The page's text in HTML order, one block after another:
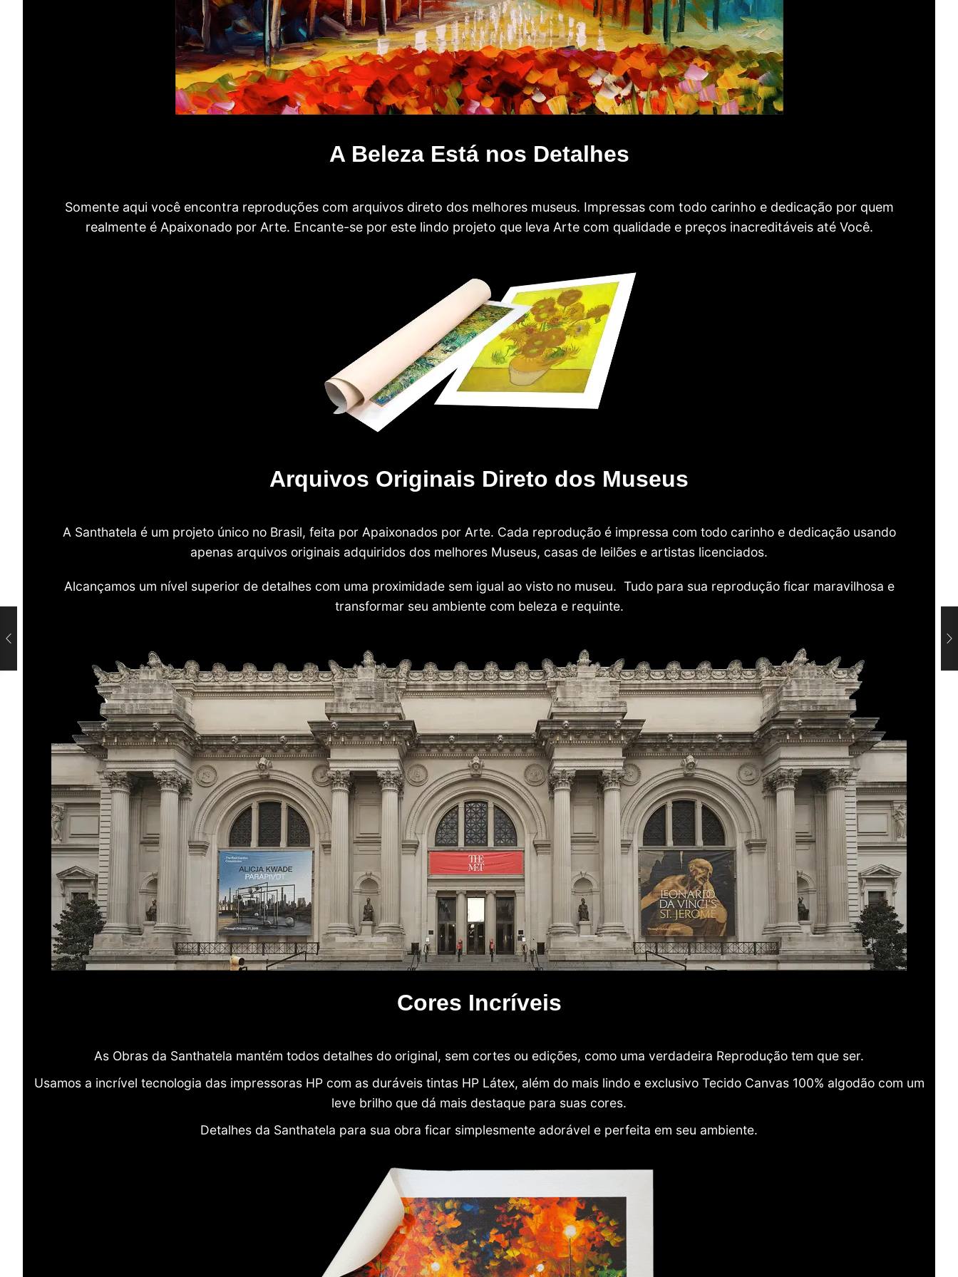
A Beleza Está nos Detalhes
Somente aqui você encontra reproduções com arquivos direto dos melhores museus. Impressas com todo carinho e dedicação por quem
realmente é Apaixonado por Arte. Encante-se por este lindo projeto que leva Arte com qualidade e preços inacreditáveis até Você.
Arquivos Originais Direto dos Museus
A Santhatela é um projeto único no Brasil, feita por Apaixonados por Arte. Cada reprodução é impressa com todo carinho e dedicação usando
apenas arquivos originais adquiridos dos melhores Museus, casas de leilões e artistas licenciados.
Alcançamos um nível superior de detalhes com uma proximidade sem igual ao visto no museu. Tudo para sua reprodução ficar maravilhosa e
transformar seu ambiente com beleza e requinte.
Cores Incríveis
As Obras da Santhatela mantém todos detalhes do original, sem cortes ou edições, como uma verdadeira Reprodução tem que ser.
Usamos a incrível tecnologia das impressoras HP com as duráveis tintas HP Látex, além do mais lindo e exclusivo Tecido Canvas 100% algodão com um
leve brilho que dá mais destaque para suas cores.
Detalhes da Santhatela para sua obra ficar simplesmente adorável e perfeita em seu ambiente.